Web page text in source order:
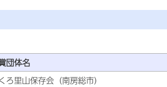
賞団体名
ろ里山保存会（南房総市）